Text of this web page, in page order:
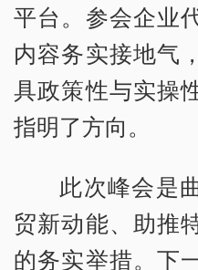
平台。参会企业
内容务实接地气
具政策性与实操
指明了方向。
此次峰会是
贸新动能、助推
的务实举措。下